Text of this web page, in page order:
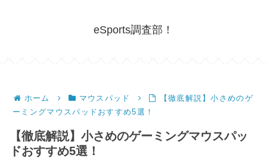
eSports調査部！
ホーム マウスパッド
【徹底解説】小さめのゲ
ーミングマウスパッドおすすめ5選！
【徹底解説】小さめのゲーミングマウスパッ
ドおすすめ5選！